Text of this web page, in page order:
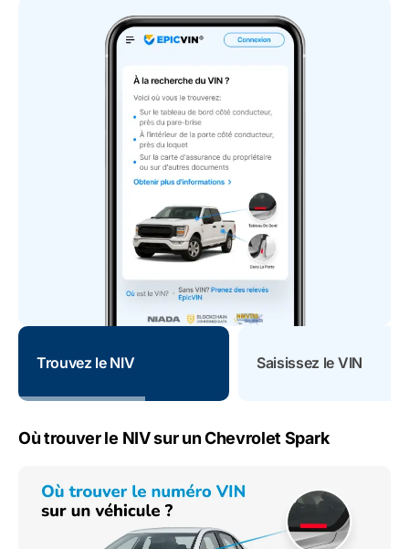
Trouvez le NIV Saisissez le VIN
Où trouver le NIV sur un Chevrolet Spark